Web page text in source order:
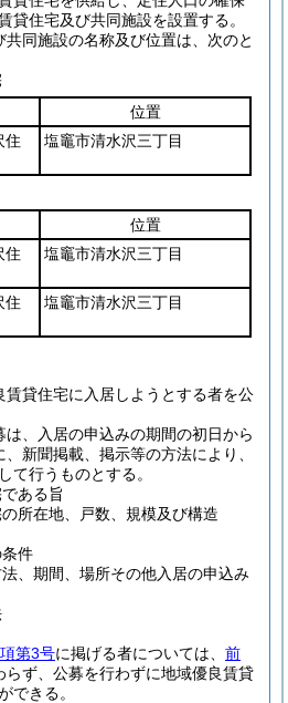
貸住宅及び共同施設を設置する。
同施設の名称及び位置は、次のと
位置
住
塩竈市清水沢三丁目
位置
住
塩竈市清水沢三丁目
住
塩竈市清水沢三丁目
賃貸住宅に入居しようとする者を公
は、入居の申込みの期間の初日から
新聞掲載、掲示等の方法により、
て行うものとする。
ある旨
所在地、戸数、規模及び構造
件
、期間、場所その他入居の申込み
第3号に掲げる者については、 前
らず、公募を行わずに地域優良賃貸
できる。